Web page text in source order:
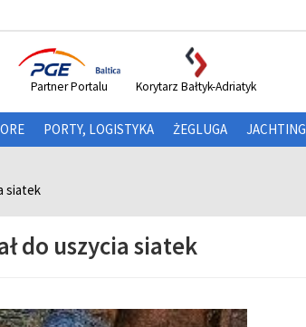
Partner Portalu Korytarz Bałtyk-Adriatyk
PORTY, LOGISTYKA ŻEGLUGA JACHTING
siatek
do uszycia siatek